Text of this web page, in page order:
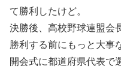
て勝利したけど。
決勝後、高校野球連盟会
勝利する前にもっと大事
開会式に都道府県代表で